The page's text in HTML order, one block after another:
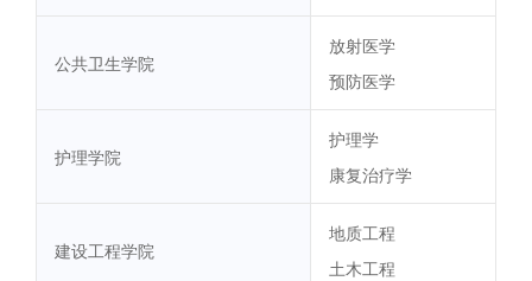
公共卫生学院
放射医学
预防医学
护理学院
护理学
康复治疗学
建设工程学院
地质工程
土木工程